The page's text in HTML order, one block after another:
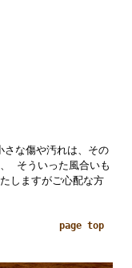
さな傷や汚れは、その
そういった風合いも
しますがご心配な方
page top